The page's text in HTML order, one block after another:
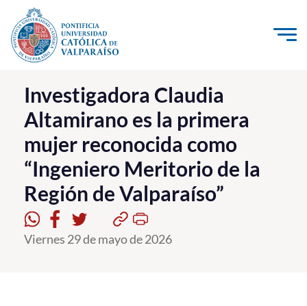
Click acá para ir directamente al contenido
La Universidad
Investigación, Creación e Innovación
PUCV Internacional
Vinculación con el Medio
Admisión
Pregrado
Investigadora Claudia
Altamirano es la primera
mujer reconocida como
“Ingeniero Meritorio de la
Región de Valparaíso”
Viernes 29 de mayo de 2026